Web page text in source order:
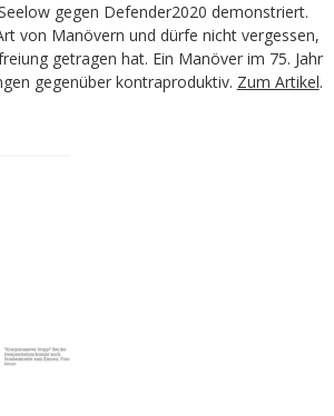
gegen Defender2020 demonstriert.
von Manövern und dürfe nicht vergessen,
getragen hat. Ein Manöver im 75. Jahr
gegenüber kontraproduktiv. Zum Artikel.